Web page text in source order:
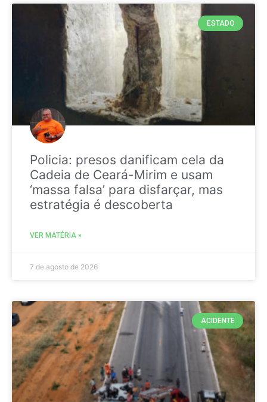
ESTADO
Policia: presos danificam cela da
Cadeia de Ceará-Mirim e usam
‘massa falsa’ para disfarçar, mas
estratégia é descoberta
VER MATÉRIA »
7 de agosto de 2026
ACIDENTE